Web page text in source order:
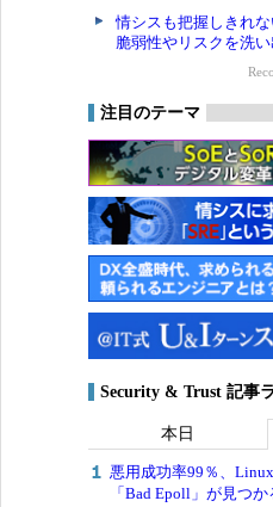
情シスも把握しきれ
脆弱性やリスクを洗
注目のテーマ
Security & Trust 記事
本日
悪用成功率99％、
「Bad Epoll」が見つか